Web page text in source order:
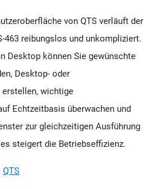
von QTS verläuft der
463 reibungslos und unkompliziert.
Desktop können Sie gewünschte
Desktop- oder
erstellen, wichtige
Echtzeitbasis überwachen und
zur gleichzeitigen Ausführung
steigert die Betriebseffizienz.
QTS